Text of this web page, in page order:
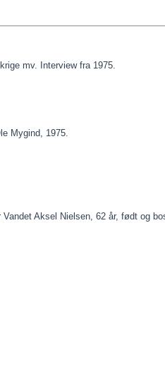
mv. Interview fra 1975.
Mygind, 1975.
Aksel Nielsen, 62 år, født og